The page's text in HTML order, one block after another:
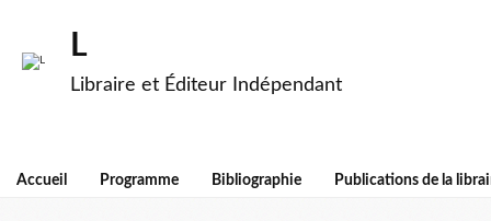
L
Libraire et Éditeur Indépendant
Accueil Programme Bibliographie Publications de la